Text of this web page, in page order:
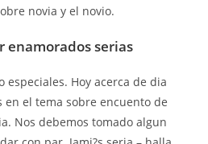
novia y el novio.
enamorados serias
especiales. Hoy acerca de dia
en el tema sobre encuento de
Nos debemos tomado algun